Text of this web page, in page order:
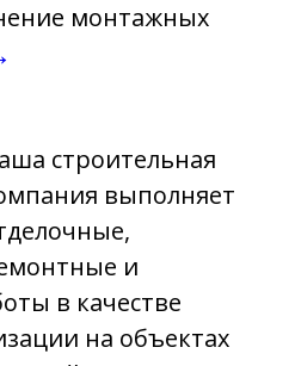
монтажных
строительная
выполняет
и
в качестве
на объектах